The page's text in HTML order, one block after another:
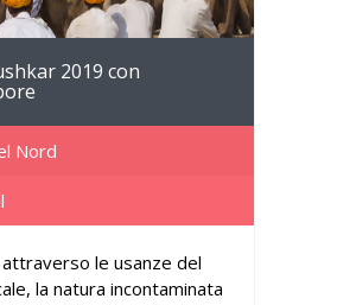
2019 con
Nord
le usanze del
la natura incontaminata